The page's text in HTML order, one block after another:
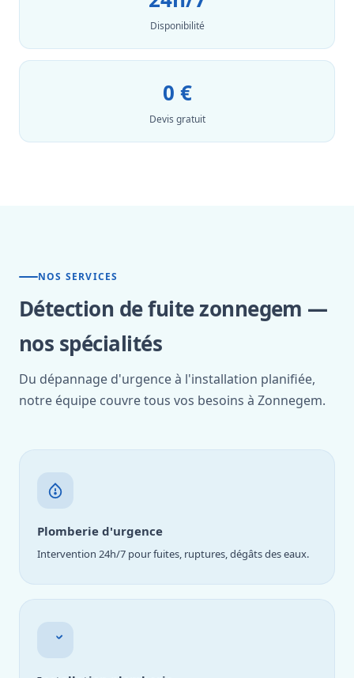
Disponibilité
0 €
Devis gratuit
NOS SERVICES
Détection de fuite zonnegem —
nos spécialités
Du dépannage d'urgence à l'installation planifiée,
notre équipe couvre tous vos besoins à Zonnegem.
Plomberie d'urgence
Intervention 24h/7 pour fuites, ruptures, dégâts des eaux.